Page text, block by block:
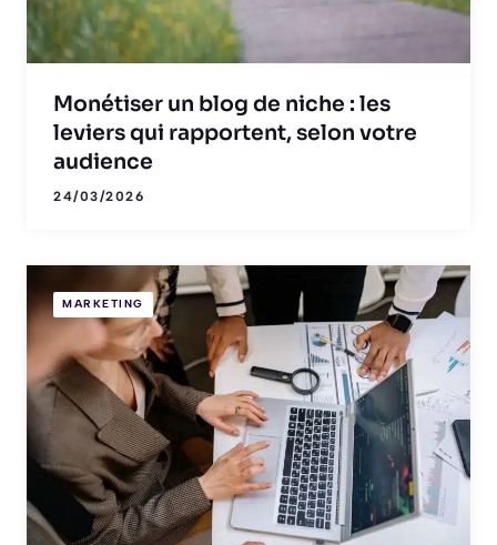
Monétiser un blog de niche : les
leviers qui rapportent, selon votre
audience
24/03/2026
MARKETING